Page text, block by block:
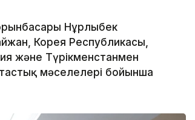
Нұрлыбек
Корея Республикасы,
және Түрікменстанмен
мәселелері бойынша